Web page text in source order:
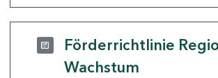
Förderrichtlinie
Wachstum